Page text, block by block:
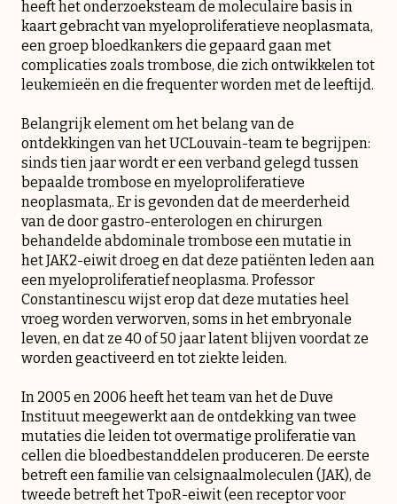
heeft het onderzoeksteam de moleculaire basis in
kaart gebracht van myeloproliferatieve neoplasmata,
een groep bloedkankers die gepaard gaan met
complicaties zoals trombose, die zich ontwikkelen tot
leukemieën en die frequenter worden met de leeftijd.
Belangrijk element om het belang van de
ontdekkingen van het UCLouvain-team te begrijpen:
sinds tien jaar wordt er een verband gelegd tussen
bepaalde trombose en myeloproliferatieve
neoplasmata,. Er is gevonden dat de meerderheid
van de door gastro-enterologen en chirurgen
behandelde abdominale trombose een mutatie in
het JAK2-eiwit droeg en dat deze patiënten leden aan
een myeloproliferatief neoplasma. Professor
Constantinescu wijst erop dat deze mutaties heel
vroeg worden verworven, soms in het embryonale
leven, en dat ze 40 of 50 jaar latent blijven voordat ze
worden geactiveerd en tot ziekte leiden.
In 2005 en 2006 heeft het team van het de Duve
Instituut meegewerkt aan de ontdekking van twee
mutaties die leiden tot overmatige proliferatie van
cellen die bloedbestanddelen produceren. De eerste
betreft een familie van celsignaalmoleculen (JAK), de
tweede betreft het TpoR-eiwit (een receptor voor